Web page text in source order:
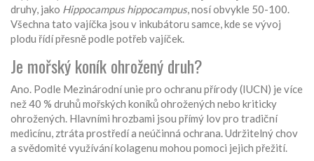
druhy, jako Hippocampus hippocampus, nosí obvykle 50-100.
Všechna tato vajíčka jsou v inkubátoru samce, kde se vývoj
plodu řídí přesně podle potřeb vajíček.
Je mořský koník ohrožený druh?
Ano. Podle Mezinárodní unie pro ochranu přírody (IUCN) je více
než 40 % druhů mořských koníků ohrožených nebo kriticky
ohrožených. Hlavními hrozbami jsou přímý lov pro tradiční
medicínu, ztráta prostředí a neúčinná ochrana. Udržitelný chov
a svědomité využívání kolagenu mohou pomoci jejich přežití.